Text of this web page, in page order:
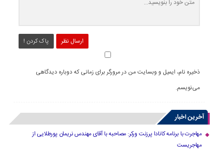
ارسال نظر پاک کردن !
ذخیره نام، ایمیل و وبسایت من در مرورگر برای زمانی که دوباره دیدگاهی
می‌نویسم.
آخرین اخبار
مهاجرت با برنامه کانادا پرزنت ورکر: مصاحبه با آقای مهندس نریمان پورطلایی از
مهاجریست